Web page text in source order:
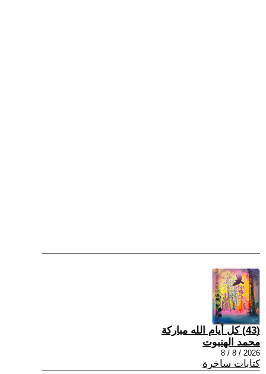
(43) كل أيام الله مباركة
محمد الهنبوت
2026 / 8 / 8
كتابات ساخرة